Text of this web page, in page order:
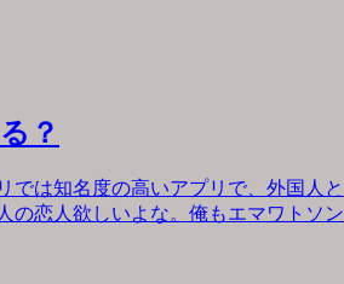
？
では知名度の高いアプリで、外国人と
の恋人欲しいよな。俺もエマワトソン